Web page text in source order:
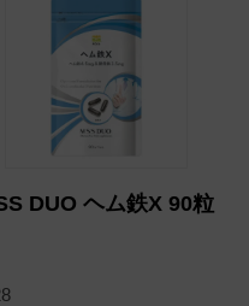
DUO ヘム鉄X 90粒